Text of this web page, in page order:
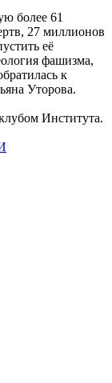
более 61
27 миллионов
её
фашизма,
к
Уторова.
Института.